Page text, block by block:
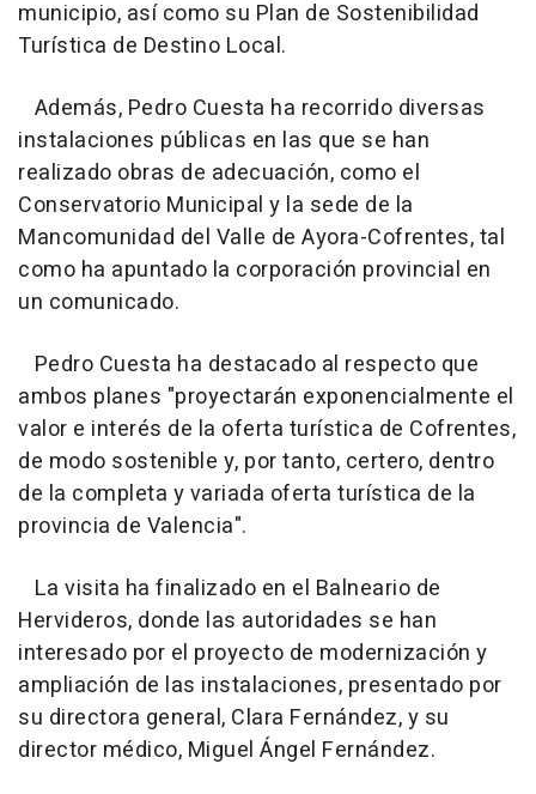
municipio, así como su Plan de Sostenibilidad
Turística de Destino Local.
Además, Pedro Cuesta ha recorrido diversas
instalaciones públicas en las que se han
realizado obras de adecuación, como el
Conservatorio Municipal y la sede de la
Mancomunidad del Valle de Ayora-Cofrentes, tal
como ha apuntado la corporación provincial en
un comunicado.
Pedro Cuesta ha destacado al respecto que
ambos planes "proyectarán exponencialmente el
valor e interés de la oferta turística de Cofrentes,
de modo sostenible y, por tanto, certero, dentro
de la completa y variada oferta turística de la
provincia de Valencia".
La visita ha finalizado en el Balneario de
Hervideros, donde las autoridades se han
interesado por el proyecto de modernización y
ampliación de las instalaciones, presentado por
su directora general, Clara Fernández, y su
director médico, Miguel Ángel Fernández.